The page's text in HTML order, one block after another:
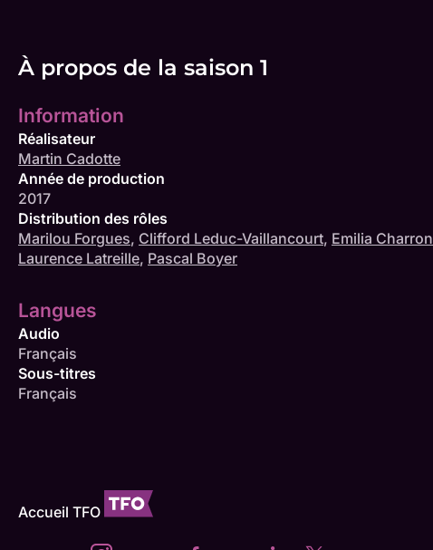
À propos de la saison 1
Information
Réalisateur
Martin Cadotte
Année de production
2017
Distribution des rôles
Marilou Forgues, Clifford Leduc-Vaillancourt, Emilia Charron
Laurence Latreille, Pascal Boyer
Langues
Audio
Français
Sous-titres
Français
Accueil TFO